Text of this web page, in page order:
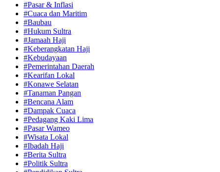
#Pasar & Inflasi
#Cuaca dan Maritim
#Baubau
#Hukum Sultra
#Jamaah Haji
#Keberangkatan Haji
#Kebudayaan
#Pemerintahan Daerah
#Kearifan Lokal
#Konawe Selatan
#Tanaman Pangan
#Bencana Alam
#Dampak Cuaca
#Pedagang Kaki Lima
#Pasar Wameo
#Wisata Lokal
#Ibadah Haji
#Berita Sultra
#Politik Sultra